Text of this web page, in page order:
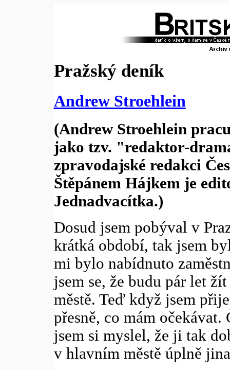
Pražský deník
Andrew Stroehlein
(Andrew Stroehlein
jako tzv. "redaktor-
zpravodajské redakci
Štěpánem Hájkem je
Jednadvacítka.)
Dosud jsem pobýval v
krátká období, tak jsem
mi bylo nabídnuto
jsem se, že budu pár let
městě. Teď když jsem
přesně, co mám
jsem si myslel, že ji tak
v hlavním městě úplně